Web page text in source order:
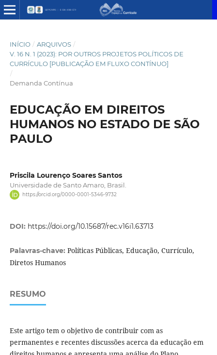
INÍCIO / ARQUIVOS /
V. 16 N. 1 (2023): POR OUTROS PROJETOS POLÍTICOS DE
CURRÍCULO [PUBLICAÇÃO EM FLUXO CONTÍNUO]
/
Demanda Contínua
EDUCAÇÃO EM DIREITOS
HUMANOS NO ESTADO DE SÃO
PAULO
Priscila Lourenço Soares Santos
Universidade de Santo Amaro, Brasil.
https://orcid.org/0000-0001-5346-9732
DOI: https://doi.org/10.15687/rec.v16i1.63713
Palavras-chave: Políticas Públicas, Educação, Currículo,
Diretos Humanos
RESUMO
Este artigo tem o objetivo de contribuir com as
permanentes e recentes discussões acerca da educação em